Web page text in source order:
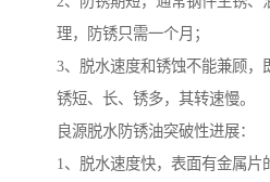
理，防锈只需一个月；
3、脱水速度和锈蚀不能兼顾，
锈短、长、锈多，其转速慢。
良源脱水防锈油突破性进展：
1、脱水速度快，表面有金属片